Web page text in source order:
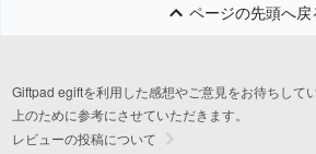
ページの先頭へ戻
Giftpad egiftを利用した感想やご意見をお待ちして
上のために参考にさせていただきます。
レビューの投稿について